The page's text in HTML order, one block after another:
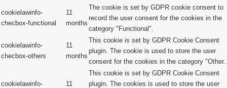
cookielawinfo-
checbox-functional
11
months
The cookie is set by GDPR cookie consent to
record the user consent for the cookies in the
category "Functional".
cookielawinfo-
checbox-others
11
months
This cookie is set by GDPR Cookie Consent
plugin. The cookie is used to store the user
consent for the cookies in the category "Other.
cookielawinfo-
11
This cookie is set by GDPR Cookie Consent
plugin. The cookies is used to store the user